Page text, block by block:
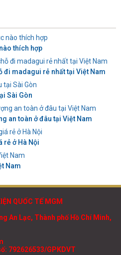
thích hợp
đi madagui rẻ nhất tại Việt Nam
Sài Gòn
an toàn ở đâu tại Việt Nam
rẻ ở Hà Nội
Nam
QUỐC TẾ MGM
An Lạc, Thành phố Hồ Chí Minh,
792626533/GPKDVT